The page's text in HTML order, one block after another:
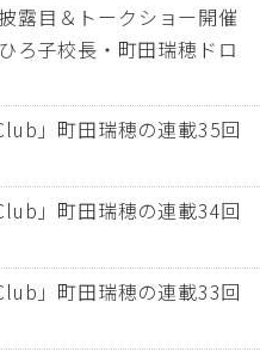
露目＆トークショー開催
ろ子校長・町田瑞穂ドロ
」町田瑞穂の連載35回
」町田瑞穂の連載34回
」町田瑞穂の連載33回